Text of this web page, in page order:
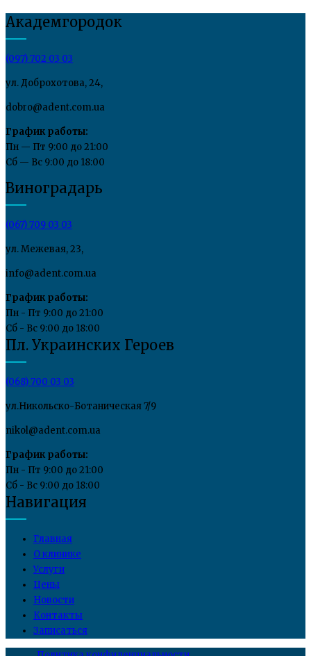
Академгородок
(097) 702 03 03
ул. Доброхотова, 24,
dobro@adent.com.ua
График работы:
Пн — Пт 9:00 до 21:00
Сб — Вс 9:00 до 18:00
Виноградарь
(067) 709 03 03
ул. Межевая, 23,
info@adent.com.ua
График работы:
Пн - Пт 9:00 до 21:00
Сб - Вс 9:00 до 18:00
Пл. Украинских Героев
(068) 700 03 03
ул.Никольско-Ботаническая 7/9
nikol@adent.com.ua
График работы:
Пн - Пт 9:00 до 21:00
Сб - Вс 9:00 до 18:00
Навигация
Главная
О клинике
Услуги
Цены
Новости
Контакты
Записаться